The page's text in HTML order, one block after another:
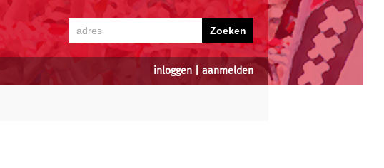
inloggen aanmelden